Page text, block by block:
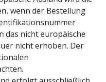
wenn der Bestellung
das nicht europäische
nicht erhoben. Der